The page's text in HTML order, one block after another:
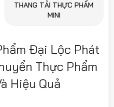
THANG TẢI THỰC PHẨM
MINI
Đại Lộc Phát
Thực Phẩm
Hiệu Quả